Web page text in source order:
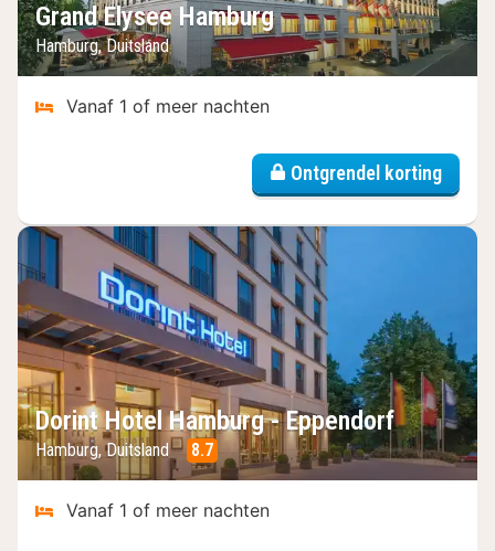
Grand Elysee Hamburg
Hamburg, Duitsland
Vanaf 1 of meer nachten
Ontgrendel korting
Dorint Hotel Hamburg - Eppendorf
Hamburg, Duitsland 8.7
Vanaf 1 of meer nachten